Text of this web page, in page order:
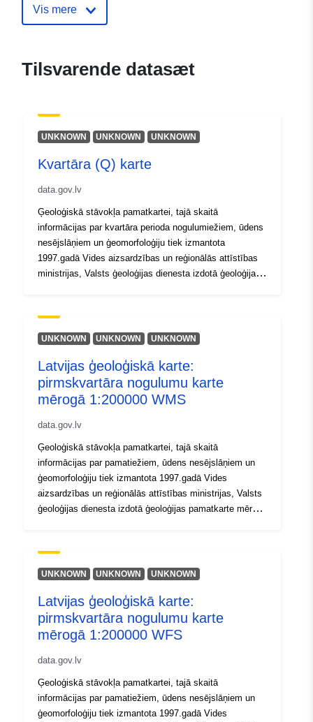
Fortegnelse over
29 July 2026
Fysiske:
20.7, 55.6 ], [ 20.7, 58.1 ], [
Type:
6c1a6868bb20
uriRef:
http://data.europa.eu/88u/dataset/
fb65-4f0e-9f56-6c1a6868bb20
Vis mere
Tilsvarende datasæt
UNKNOWN UNKNOWN UNKNOWN
Kvartāra (Q) karte
data.gov.lv
Ģeoloģiskā stāvokļa pamatkartei, tajā skaitā
informācijas par kvartāra perioda nogulumiežiem, ūdens
nesējslāņiem un ģeomorfoloģiju tiek izmantota
1997.gadā Vides aizsardzības un reģionālās attīstības
ministrijas, Valsts ģeoloģijas dienesta izdotā ģeoloģijas
failiem (satur pamatinformāciju, piesaisti, vizuālo
noformējumu)
UNKNOWN UNKNOWN UNKNOWN
Latvijas ģeoloģiskā karte:
pirmskvartāra nogulumu karte
mērogā 1:200000 WMS
data.gov.lv
Ģeoloģiskā stāvokļa pamatkartei, tajā skaitā
informācijas par pamatiežiem, ūdens nesējslāņiem un
ģeomorfoloģiju tiek izmantota 1997.gadā Vides
aizsardzības un reģionālās attīstības ministrijas, Valsts
ģeoloģijas dienesta izdotā ģeoloģijas pamatkarte mērogā
failiem (satur pamatinformāciju, piesaisti, vizuālo
noformējumu) (https://geolatvija.lv/main?
UNKNOWN UNKNOWN UNKNOWN
Latvijas ģeoloģiskā karte:
pirmskvartāra nogulumu karte
mērogā 1:200000 WFS
data.gov.lv
Ģeoloģiskā stāvokļa pamatkartei, tajā skaitā
informācijas par pamatiežiem, ūdens nesējslāņiem un
ģeomorfoloģiju tiek izmantota 1997.gadā Vides